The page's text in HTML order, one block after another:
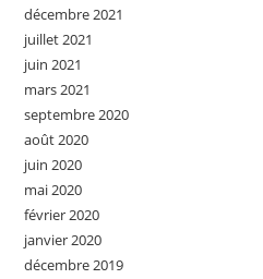
décembre 2021
juillet 2021
juin 2021
mars 2021
septembre 2020
août 2020
juin 2020
mai 2020
février 2020
janvier 2020
décembre 2019